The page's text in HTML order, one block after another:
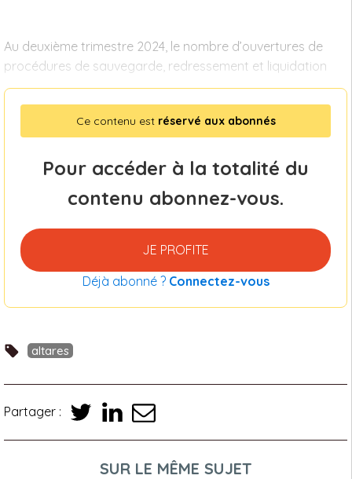
Au deuxième trimestre 2024, le nombre d’ouvertures de
procédures de sauvegarde, redressement et liquidation
Ce contenu est réservé aux abonnés
Pour accéder à la totalité du
contenu abonnez-vous.
JE PROFITE
Déjà abonné ? Connectez-vous
altares
Partager :
SUR LE MÊME SUJET